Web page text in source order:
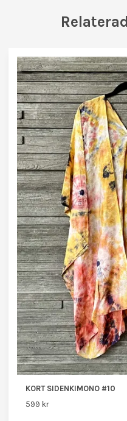
KORT SIDENKIMONO #10
599 kr